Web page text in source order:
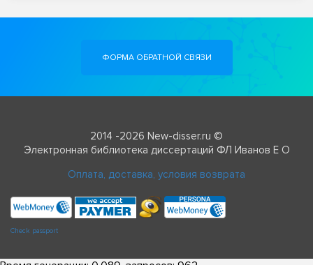
ФОРМА ОБРАТНОЙ СВЯЗИ
2014 -2026 New-disser.ru ©
Электронная библиотека диссертаций ФЛ Иванов Е О
Оплата, доставка, условия возврата
Check passport